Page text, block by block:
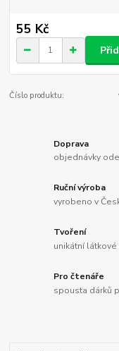
55 Kč
Číslo produktu:
Doprava
objednávky
Ruční výroba
vyrobeno v
Tvoření
unikátní
Pro čtenáře
spousta dárků